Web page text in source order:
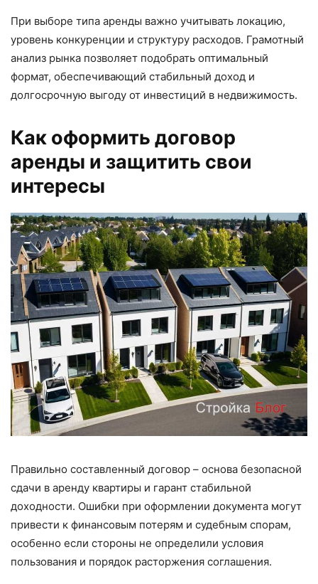
При выборе типа аренды важно учитывать локацию,
уровень конкуренции и структуру расходов. Грамотный
анализ рынка позволяет подобрать оптимальный
формат, обеспечивающий стабильный доход и
долгосрочную выгоду от инвестиций в недвижимость.
Как оформить договор
аренды и защитить свои
интересы
Правильно составленный договор – основа безопасной
сдачи в аренду квартиры и гарант стабильной
доходности. Ошибки при оформлении документа могут
привести к финансовым потерям и судебным спорам,
особенно если стороны не определили условия
пользования и порядок расторжения соглашения.